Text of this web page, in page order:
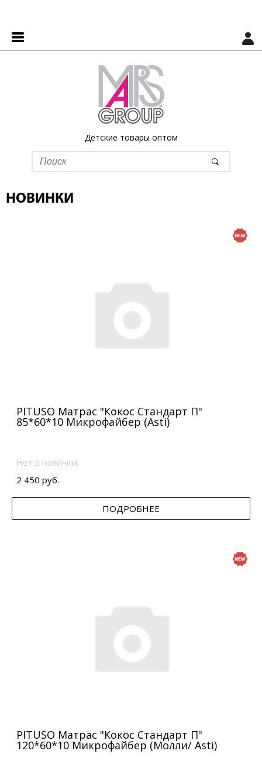
Детские товары оптом
НОВИНКИ
PITUSO Матрас "Кокос Стандарт П"
85*60*10 Микрофайбер (Asti)
Нет в наличии
2 450 руб.
ПОДРОБНЕЕ
PITUSO Матрас "Кокос Стандарт П"
120*60*10 Микрофайбер (Молли/ Asti)